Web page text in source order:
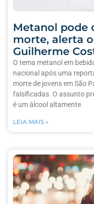
Metanol pode
morte, alerta
Guilherme
O tema metanol em
nacional após uma
morte de jovens em São
falsificadas. O assunto
é um álcool altamente
LEIA MAIS »